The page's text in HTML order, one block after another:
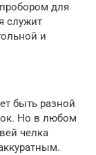
для
служит
и
быть разной
Но в любом
челка